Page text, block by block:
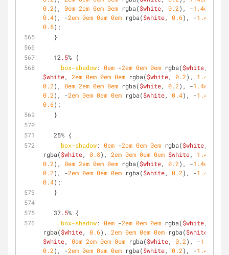
0.2), 0em 2em 0em 0em rgba($white, 0.2), -1.4em
0.4), -2em 0em 0em 0em rgba($white, 0.6), -1.4em
0.8);
   }
   12
.5% {
box-shadow: 0em -2em 0em 0em rgba($white
$white, 2em 0em 0em 0em rgba($white, 0.2), 1.4em
0.2), 0em 2em 0em 0em rgba($white, 0.2), -1.4em
0.2), -2em 0em 0em 0em rgba($white, 0.4), -1.4em
0.6);
   }
   25% {
box-shadow: 0em -2em 0em 0em rgba($white
rgba($white, 0.8), 2em 0em 0em 0em $white, 1.4em
0.2), 0em 2em 0em 0em rgba($white, 0.2), -1.4em
0.2), -2em 0em 0em 0em rgba($white, 0.2), -1.4em
0.4);
   }
   37
.5% {
box-shadow: 0em -2em 0em 0em rgba($white
rgba($white, 0.6), 2em 0em 0em 0em rgba($white
$white, 0em 2em 0em 0em rgba($white, 0.2), -1.4em
0.2), -2em 0em 0em 0em rgba($white, 0.2), -1.4em